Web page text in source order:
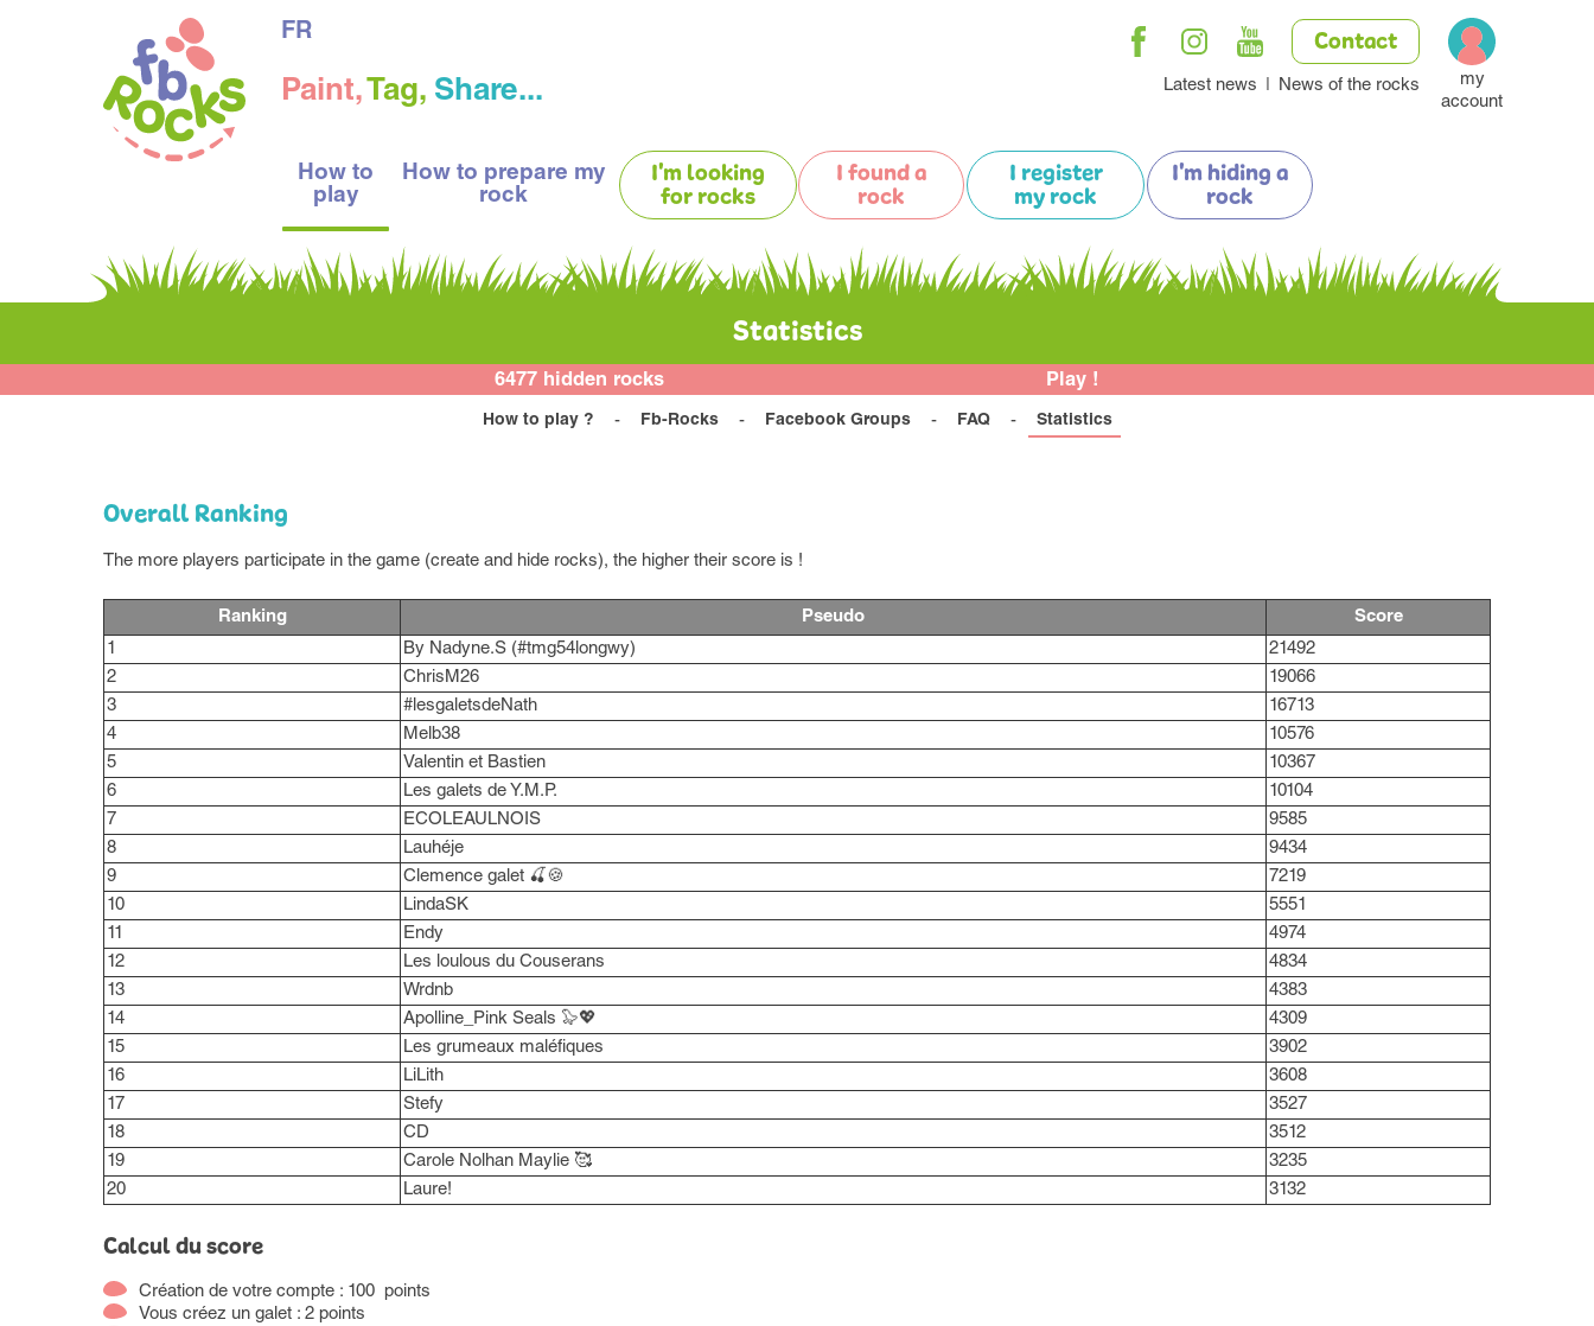
Paint,Tag, Share...
Contact
Latest news News of the rocks
my
account
How to
play
How to prepare my
rock
I'm looking
for rocks
I found a
rock
I register
my rock
I'm hiding a
rock
FR
Statistics
6477 hidden rocks Play !
How to play ? Fb-Rocks Facebook Groups FAQ Statistics
Overall Ranking
The more players participate in the game (create and hide rocks), the higher their score is !
Ranking Pseudo
Score
1
By Nadyne.S (#tmg54longwy)
21492
2
ChrisM26
19066
3
#lesgaletsdeNath
16713
4
Melb38
10576
5
Valentin et Bastien
10367
6
Les galets de Y.M.P.
10104
7
ECOLEAULNOIS
9585
8
Lauhéje
9434
9
Clemence galet 🍒🍪
7219
10
LindaSK
5551
11
Endy
4974
12
Les loulous du Couserans
4834
13
Wrdnb
4383
14
Apolline_Pink Seals 🦭💖
4309
15
Les grumeaux maléfiques
3902
16
LiLith
3608
17
Stefy
3527
18
CD
3512
19
Carole Nolhan Maylie 🥰
3235
20
Laure! 3132
Calcul du score
Création de votre compte : 100 points
Vous créez un galet : 2 points